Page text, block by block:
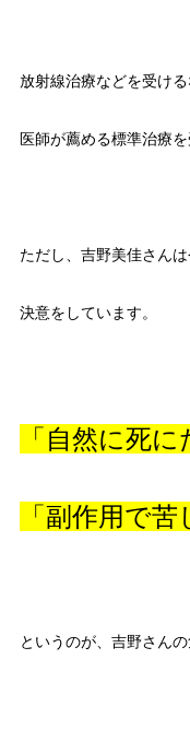
放射線治療などを受け
医師が薦める標準治療
ただし、吉野美佳さん
決意をしています。
「自然に死に
「副作用で苦
というのが、吉野さんの